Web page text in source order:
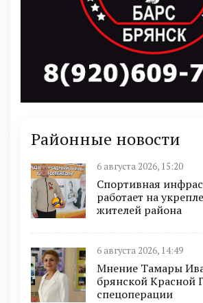
Районные новости
6 августа 2026, 15:20
Спортивная
работает на
жителей района
6 августа 2026, 14:49
Мнение Тамары
брянской Красной
спецоперации